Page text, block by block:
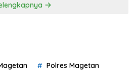
Polres Magetan